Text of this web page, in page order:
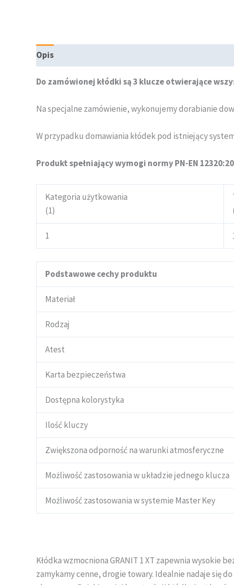
Opis
Do zamówionej kłódki są 3 klucze otwierające
Na specjalne zamówienie, wykonujemy dorabianie
W przypadku domawiania kłódek pod istniejący
Produkt spełniający wymogi normy PN-EN
Kategoria użytkowania
(1)
1
Podstawowe cechy produktu
Materiał
Rodzaj
Atest
Karta bezpieczeństwa
Dostępna kolorystyka
Ilość kluczy
Zwiększona odporność na warunki atmosferyczne
Możliwość zastosowania w układzie jednego klucza
Możliwość zastosowania w systemie Master Key
Kłódka wzmocniona GRANIT 1 XT zapewnia
zamykamy cenne, drogie towary. Idealnie nadaje się